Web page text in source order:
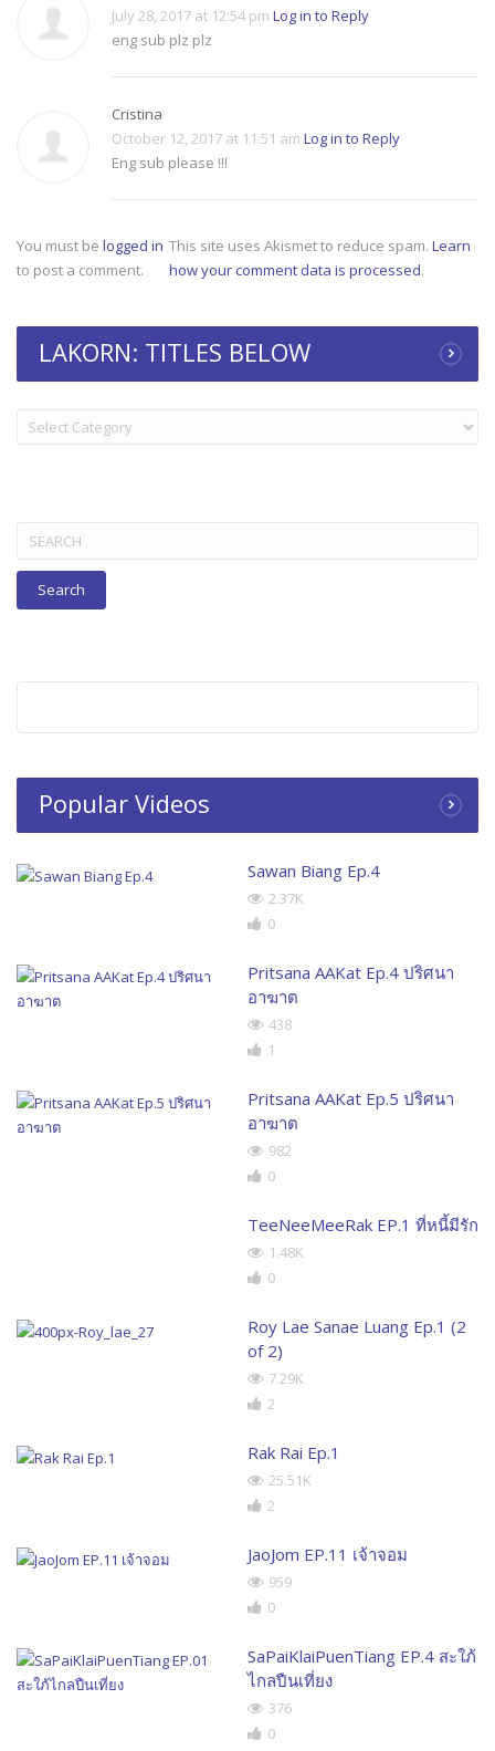
July 28, 2017 at 12:54 pm Log in to Reply
eng sub plz plz
Cristina
October 12, 2017 at 11:51 am Log in to Reply
Eng sub please !!!
You must be logged in
to post a comment.
This site uses Akismet to reduce spam. Learn
how your comment data is processed.
LAKORN: TITLES BELOW
LAKORN:
TITLES
Search
for:
Popular Videos
Sawan Biang Ep.4
2.37K
0
Pritsana AAKat Ep.4 ปริศนา
อาฆาต
438
1
Pritsana AAKat Ep.5 ปริศนา
อาฆาต
982
0
TeeNeeMeeRak EP.1 ที่หนี้มีรัก
1.48K
0
Roy Lae Sanae Luang Ep.1 (2
of 2)
7.29K
2
Rak Rai Ep.1
25.51K
2
JaoJom EP.11 เจ้าจอม
959
0
SaPaiKlaiPuenTiang EP.4 สะใภ้
ไกลปืนเที่ยง
376
0